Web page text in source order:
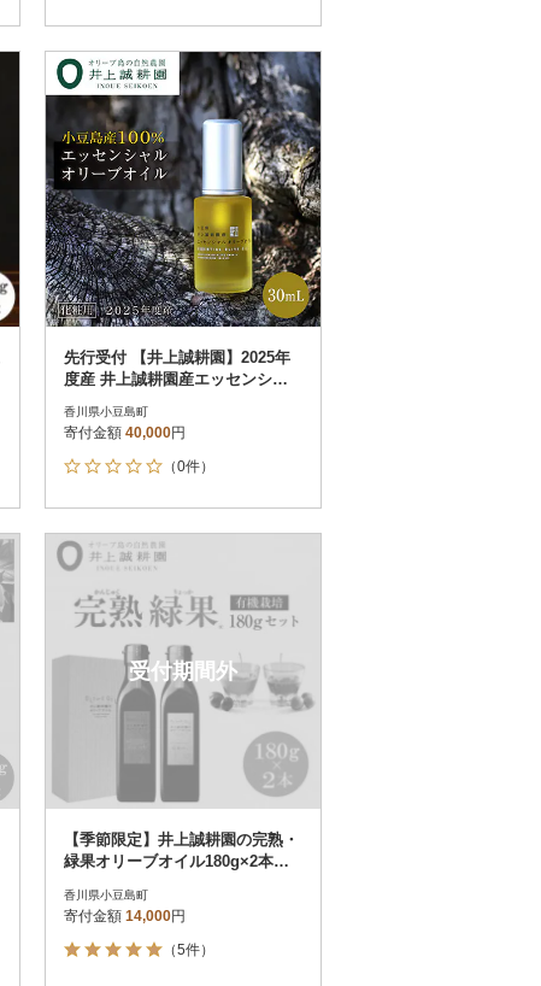
先行受付 【井上誠耕園】2025年
度産 井上誠耕園産エッセンシャ
香川県小豆島町
寄付金額 40,000円
（0件）
受付期間外
【季節限定】井上誠耕園の完熟・
緑果オリーブオイル180g×2本セ
香川県小豆島町
寄付金額 14,000円
（5件）